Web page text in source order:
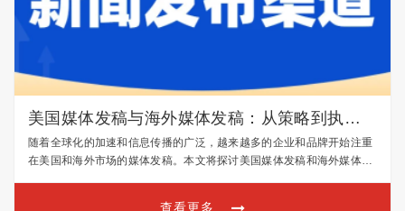
美国媒体发稿与海外媒体发稿：从策略到执行
的完整指南
随着全球化的加速和信息传播的广泛，越来越多的企业和品牌开始注重
在美国和海外市场的媒体发稿。本文将探讨美国媒体发稿和海外媒体发
查看更多